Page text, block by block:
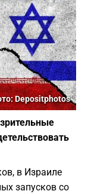
Depositphotos
в Израиле
запусков со